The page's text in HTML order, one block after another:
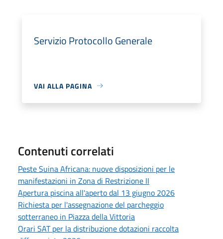
Servizio Protocollo Generale
VAI ALLA PAGINA
Contenuti correlati
Peste Suina Africana: nuove disposizioni per le
manifestazioni in Zona di Restrizione II
Apertura piscina all'aperto dal 13 giugno 2026
Richiesta per l'assegnazione del parcheggio
sotterraneo in Piazza della Vittoria
Orari SAT per la distribuzione dotazioni raccolta